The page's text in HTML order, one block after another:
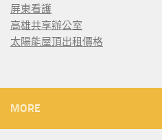
屏東看護
高雄共享辦公室
太陽能屋頂出租價格
MORE